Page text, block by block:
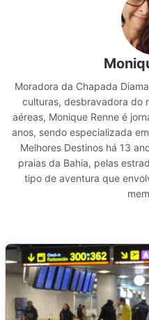
Moradora da Chapada
culturas, desbravadora do
aéreas, Monique Renne é
anos, sendo especializada
Melhores Destinos há 13
praias da Bahia, pelas
tipo de aventura que